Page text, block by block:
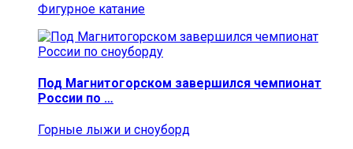
Фигурное катание
Под Магнитогорском завершился чемпионат
России по …
Горные лыжи и сноуборд